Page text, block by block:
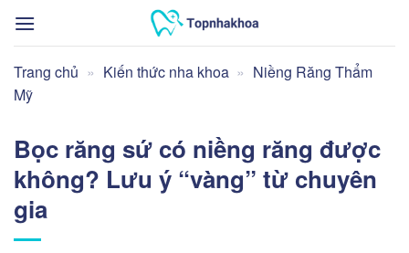
qua
dung
Trang chủ » Kiến thức nha khoa » Niềng Răng Thẩm
Mỹ
Bọc răng sứ có niềng răng được
không? Lưu ý “vàng” từ chuyên
gia